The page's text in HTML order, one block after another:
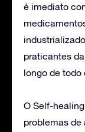
é imediato
praticantes
longo de todo
O Self-
problemas